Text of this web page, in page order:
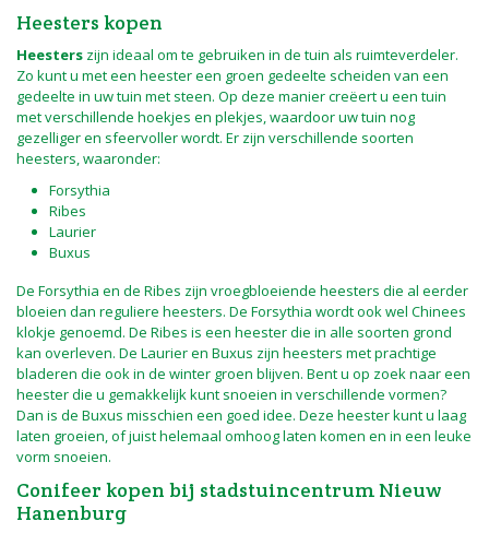
Heesters kopen
Heesters zijn ideaal om te gebruiken in de tuin als ruimteverdeler.
Zo kunt u met een heester een groen gedeelte scheiden van een
gedeelte in uw tuin met steen. Op deze manier creëert u een tuin
met verschillende hoekjes en plekjes, waardoor uw tuin nog
gezelliger en sfeervoller wordt. Er zijn verschillende soorten
heesters, waaronder:
Forsythia
Ribes
Laurier
Buxus
De Forsythia en de Ribes zijn vroegbloeiende heesters die al eerder
bloeien dan reguliere heesters. De Forsythia wordt ook wel Chinees
klokje genoemd. De Ribes is een heester die in alle soorten grond
kan overleven. De Laurier en Buxus zijn heesters met prachtige
bladeren die ook in de winter groen blijven. Bent u op zoek naar een
heester die u gemakkelijk kunt snoeien in verschillende vormen?
Dan is de Buxus misschien een goed idee. Deze heester kunt u laag
laten groeien, of juist helemaal omhoog laten komen en in een leuke
vorm snoeien.
Conifeer kopen bij stadstuincentrum Nieuw
Hanenburg